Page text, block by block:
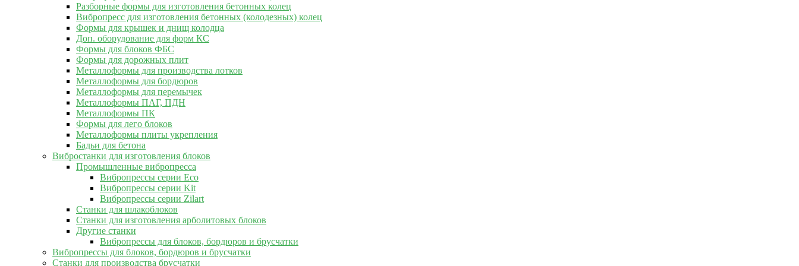
Разборные формы для изготовления бетонных колец
Вибропресс для изготовления бетонных (колодезных) колец
Формы для крышек и днищ колодца
Доп. оборудование для форм КС
Формы для блоков ФБС
Формы для дорожных плит
Металлоформы для производства лотков
Металлоформы для бордюров
Металлоформы для перемычек
Металлоформы ПАГ, ПДН
Металлоформы ПК
Формы для лего блоков
Металлоформы плиты укрепления
Бадьи для бетона
Вибростанки для изготовления блоков
Промышленные вибропресса
Вибропрессы серии Eco
Вибропрессы серии Kit
Вибропрессы серии Zilart
Станки для шлакоблоков
Станки для изготовления арболитовых блоков
Другие станки
Вибропрессы для блоков, бордюров и брусчатки
Вибропрессы для блоков, бордюров и брусчатки
Станки для производства брусчатки